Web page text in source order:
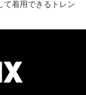
て着用できるトレン